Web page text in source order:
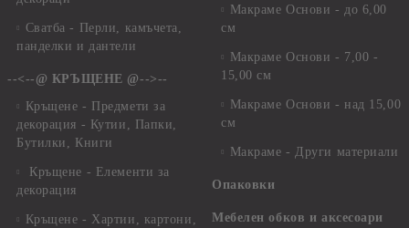
Сватба - Перли, камъчета,
панделки и дантели
--<--@ КРЪЩЕНЕ @-->--
Кръщене - Предмети за
декорация - Кутии, Папки,
Бутилки, Книги
Кръщене - Елементи за
декорация
Кръщене - Хартии, картони,
Макраме Основи - до 6,00
см
Макраме Основи - 7,00 -
15,00 см
Макраме Основи - над 15,00
см
Макраме - Други материали
Опаковки
Мебелен обков и аксесоари